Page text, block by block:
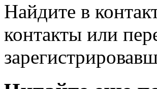
Найдите в
контакты или